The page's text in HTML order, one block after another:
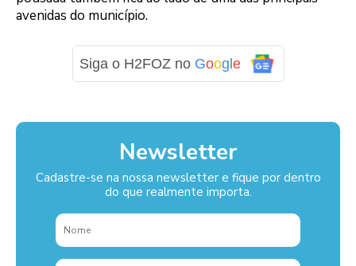
avenidas do município.
Siga o H2FOZ no Google
Newsletter
Cadastre-se na nossa newsletter e fique por dentro
do que realmente importa.